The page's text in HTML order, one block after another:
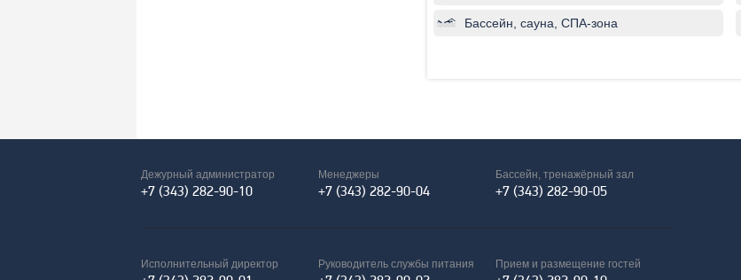
Бассейн, сауна, СПА-зона
Дежурный администратор
+7 (343) 282-90-10
Менеджеры
+7 (343) 282-90-04
Бассейн, тренажёрный зал
+7 (343) 282-90-05
Исполнительный директор Руководитель службы питания Прием и размещение гостей